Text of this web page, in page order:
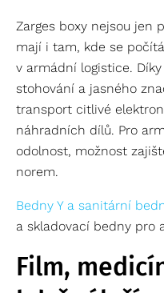
Zarges boxy nejsou jen
mají i tam, kde se
v armádní logistice.
stohování a jasného
transport citlivé
náhradních dílů. Pro
odolnost, možnost
norem.
Bedny Y a sanitární
a skladovací bedny pro
Film,